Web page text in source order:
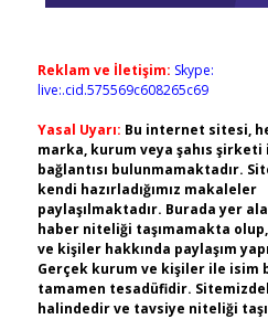
Reklam ve İletişim: Skype:
live:.cid.575569c608265c69
Yasal Uyarı: Bu internet sitesi,
marka, kurum veya şahıs
bağlantısı bulunmamaktadır.
kendi hazırladığımız makaleler
paylaşılmaktadır. Burada yer
haber niteliği taşımamakta
ve kişiler hakkında paylaşım
Gerçek kurum ve kişiler ile isim
tamamen tesadüfidir.
halindedir ve tavsiye niteliği